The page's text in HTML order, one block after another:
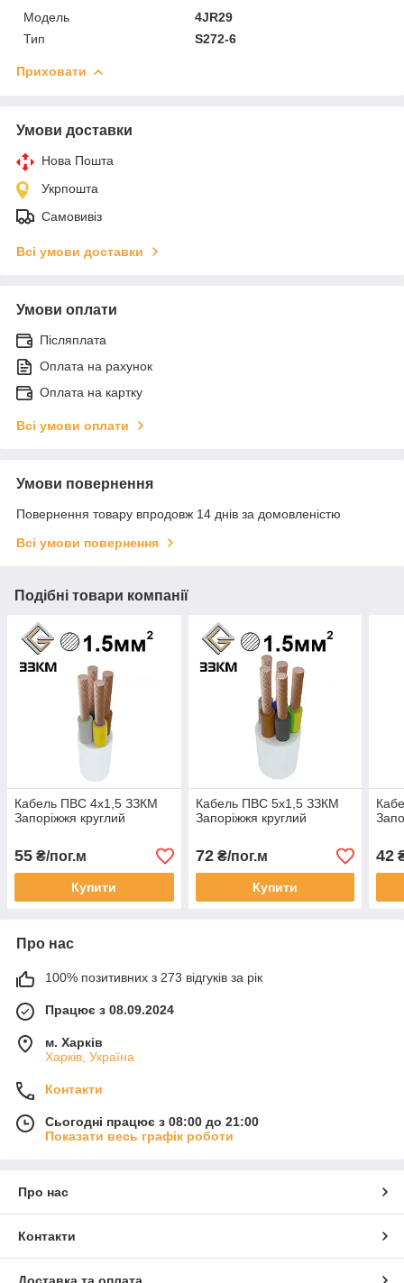
Мoдель
4JR29
Тип
S272-6
Приховати
Умови доставки
Нова Пошта
Укрпошта
Самовивіз
Всі умови доставки
Умови оплати
Післяплата
Оплата на рахунок
Оплата на картку
Всі умови оплати
Умови повернення
Повернення товару впродовж 14 днів за домовленістю
Всі умови повернення
Подібні товари компанії
Кабель ПВС 4х1,5 ЗЗКМ
Запоріжжя круглий
55 ₴/пог.м
Купити
Кабель ПВС 5х1,5 ЗЗКМ
Запоріжжя круглий
72₴/пог.м
Купити
42
Про нас
100% позитивних з 273 відгуків за рік
Працює з 08.09.2024
м. Харків
Харків, Україна
Контакти
Сьогодні працює з 08:00 до 21:00
Показати весь графік роботи
Про нас
Контакти